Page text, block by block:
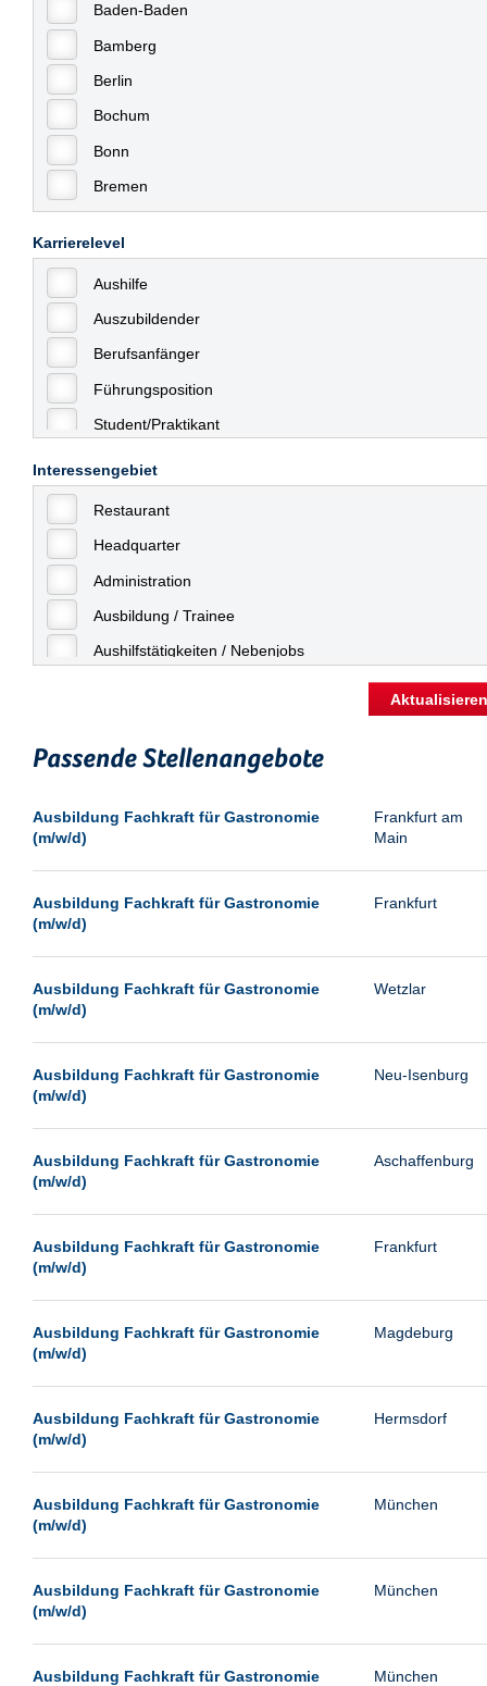
Baden-Baden
Bamberg
Berlin
Bochum
Bonn
Bremen
Celle
Chemnitz
Dessau
Dresden
Düsseldorf
Erfurt
Essen
Frankfurt
Frankfurt am Main
Freiburg
Fulda
Göppingen
Hamburg
Heilbronn
Kassel
Laatzen
Leipzig
Magdeburg
Mannheim
Neubrandenburg
Neumünster
Passau
Pforzheim
Karrierelevel
Aushilfe
Auszubildender
Berufsanfänger
Führungsposition
Student/Praktikant
Interessengebiet
Restaurant
Headquarter
Administration
Ausbildung / Trainee
Aushilfstätigkeiten / Nebenjobs
Sonstiges
Passende Stellenangebote
Ausbildung Fachkraft für Gastronomie
(m/w/d)
Frankfurt am
Main
Ausbildung Fachkraft für Gastronomie
(m/w/d)
Frankfurt
Ausbildung Fachkraft für Gastronomie
(m/w/d)
Wetzlar
Ausbildung Fachkraft für Gastronomie
(m/w/d)
Neu-Isenburg
Ausbildung Fachkraft für Gastronomie
(m/w/d)
Aschaffenburg
Ausbildung Fachkraft für Gastronomie
(m/w/d)
Frankfurt
Ausbildung Fachkraft für Gastronomie
(m/w/d)
Magdeburg
Ausbildung Fachkraft für Gastronomie
(m/w/d)
Hermsdorf
Ausbildung Fachkraft für Gastronomie
(m/w/d)
München
Ausbildung Fachkraft für Gastronomie
(m/w/d)
München
Ausbildung Fachkraft für Gastronomie
München